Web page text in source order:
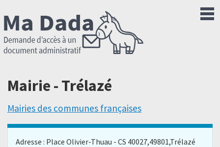
Mairie - Trélazé
Mairies des communes françaises
Adresse : Place Olivier-Thuau - CS 40027,49801,Trélazé